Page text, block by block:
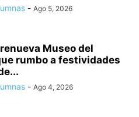
- Ago 5, 2026
Museo del
rumbo a festividades
- Ago 4, 2026